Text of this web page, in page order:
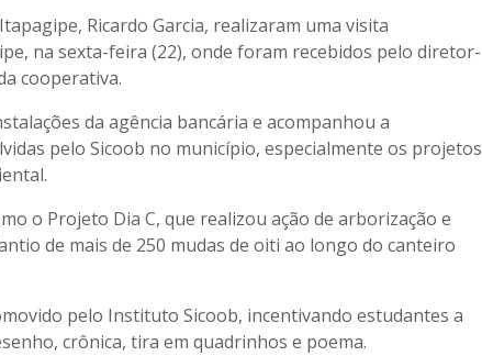
Ricardo Garcia, realizaram uma visita
na sexta-feira (22), onde foram recebidos pelo diretor-
cooperativa.
da agência bancária e acompanhou a
pelo Sicoob no município, especialmente os projetos
o Projeto Dia C, que realizou ação de arborização e
de mais de 250 mudas de oiti ao longo do canteiro
pelo Instituto Sicoob, incentivando estudantes a
crônica, tira em quadrinhos e poema.